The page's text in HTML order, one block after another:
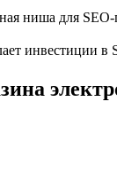
ниша для
инвестиции в